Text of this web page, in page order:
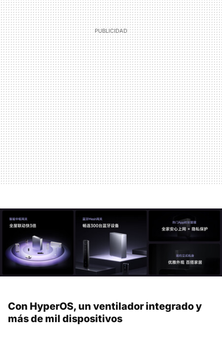
Con HyperOS, un ventilador integrado y
más de mil dispositivos